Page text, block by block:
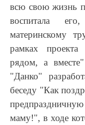
всю свою жизнь
воспитала
материнскому
рамках
рядом, а
"Данко"
беседу "Как
маму!", в ходе